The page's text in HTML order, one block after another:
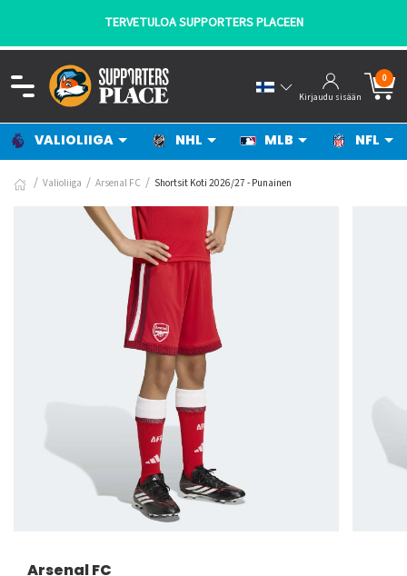
TERVETULOA SUPPORTERS PLACEEN
Kirjaudu sisään
0
VALIOLIIGA NHL MLB NFL
Valioliiga Arsenal FC Shortsit Koti 2026/27 - Punainen
Arsenal FC